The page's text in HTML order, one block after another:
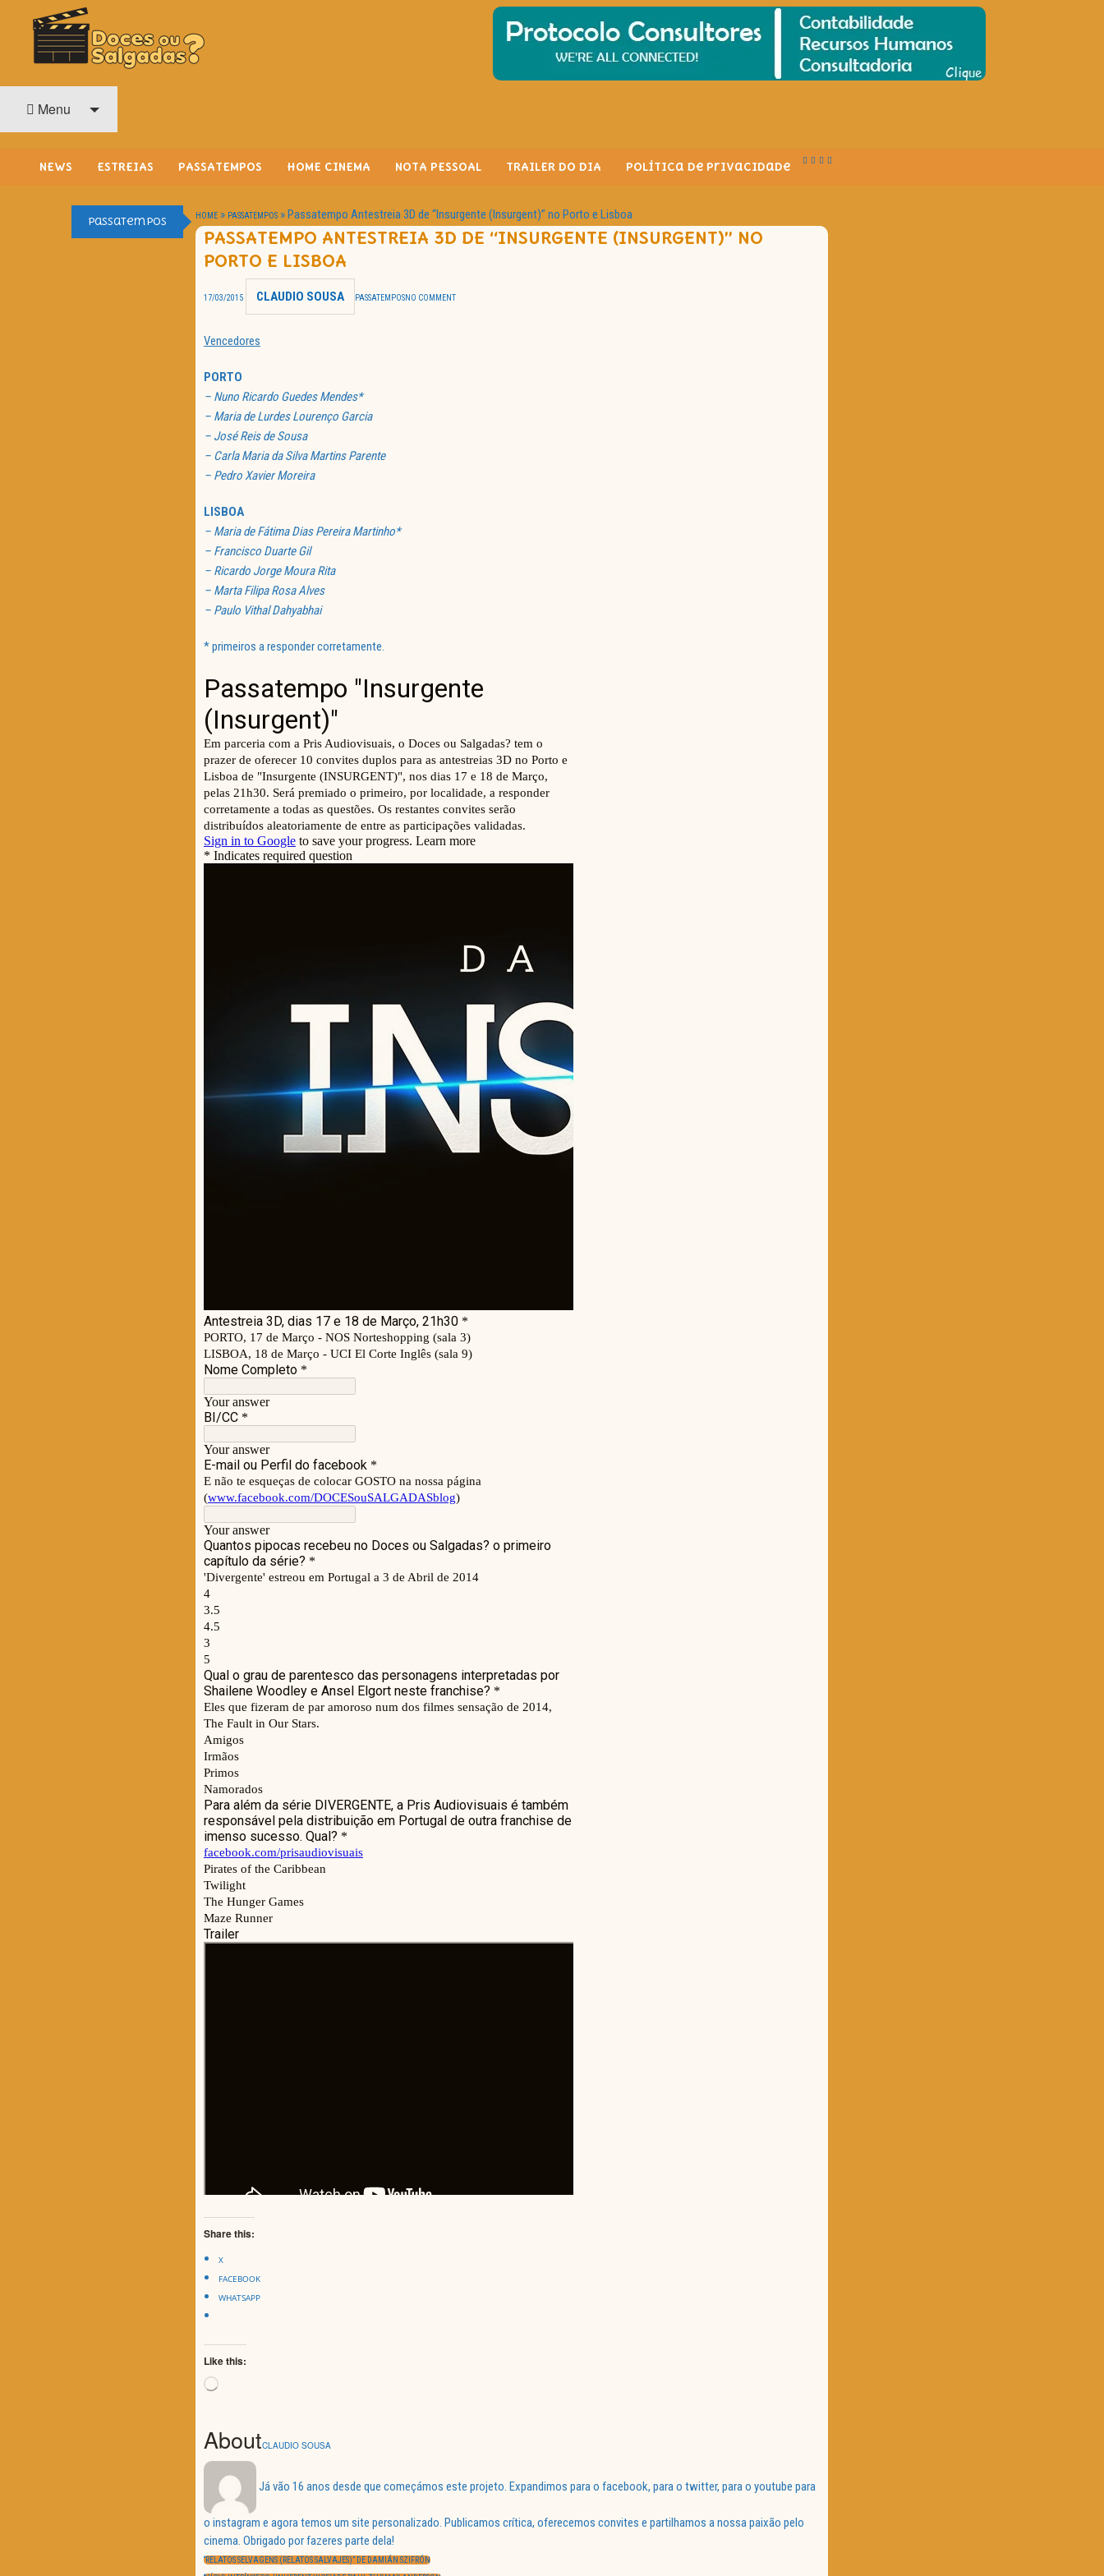
O Cinema? Uma Paixão!!
Menu
NEWS ESTREIAS PASSATEMPOS HOME CINEMA NOTA PESSOAL TRAILER DO DIA Política de Privacidade
Passatempos HOME » PASSATEMPOS »Passatempo Antestreia 3D de “Insurgente (Insurgent)” no Porto e Lisboa
PASSATEMPO ANTESTREIA 3D DE “INSURGENTE (INSURGENT)” NO
PORTO E LISBOA
17/03/2015 CLAUDIO SOUSA PASSATEMPOSNO COMMENT
Vencedores
PORTO
– Nuno Ricardo Guedes Mendes*
– Maria de Lurdes Lourenço Garcia
– José Reis de Sousa
– Carla Maria da Silva Martins Parente
– Pedro Xavier Moreira
LISBOA
– Maria de Fátima Dias Pereira Martinho*
– Francisco Duarte Gil
– Ricardo Jorge Moura Rita
– Marta Filipa Rosa Alves
– Paulo Vithal Dahyabhai
* primeiros a responder corretamente.
Share this:
X
FACEBOOK
WHATSAPP
Like this:
Loading…
AboutCLAUDIO SOUSA
Já vão 16 anos desde que começámos este projeto. Expandimos para o facebook, para o twitter, para o youtube para
o instagram e agora temos um site personalizado. Publicamos crítica, oferecemos convites e partilhamos a nossa paixão pelo
cinema. Obrigado por fazeres parte dela!
Navegação
de
PREVIOUS
“RELATOS SELVAGENS (RELATOS SALVAJES)” DE DAMIÁN SZIFRÓN
NEXT